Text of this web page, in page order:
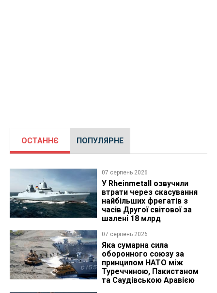
ОСТАННЄ ПОПУЛЯРНЕ
07 серпень 2026
У Rheinmetall озвучили
втрати через скасування
найбільших фрегатів з
часів Другої світової за
шалені 18 млрд
07 серпень 2026
Яка сумарна сила
оборонного союзу за
принципом НАТО між
Туреччиною, Пакистаном
та Саудівською Аравією